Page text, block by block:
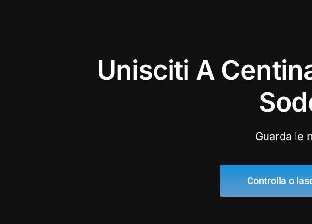
Unisciti A
Guarda le
Controlla o